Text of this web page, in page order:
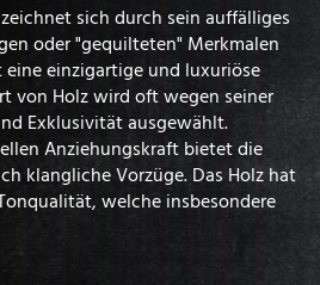
sich durch sein auffälliges
oder "gequilteten" Merkmalen
einzigartige und luxuriöse
von Holz wird oft wegen seiner
Exklusivität ausgewählt.
Anziehungskraft bietet die
klangliche Vorzüge. Das Holz hat
welche insbesondere